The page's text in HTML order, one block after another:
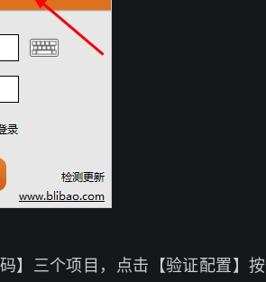
】三个项目，点击【验证配置】按